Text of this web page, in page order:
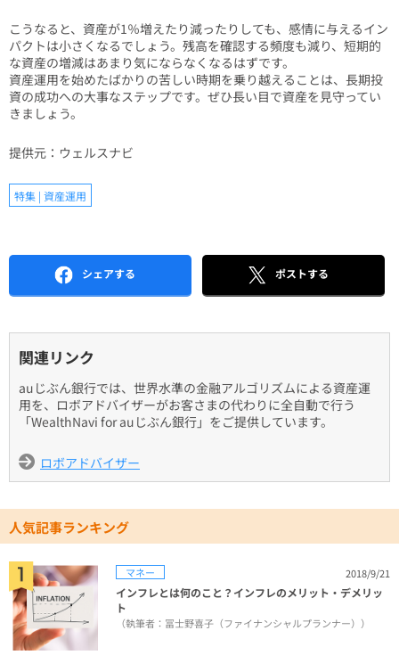
こうなると、資産が1％増えたり減ったりしても、感情に与えるイン
パクトは小さくなるでしょう。残高を確認する頻度も減り、短期的
な資産の増減はあまり気にならなくなるはずです。
資産運用を始めたばかりの苦しい時期を乗り越えることは、長期投
資の成功への大事なステップです。ぜひ長い目で資産を見守ってい
きましょう。
提供元：ウェルスナビ
特集 | 資産運用
シェアする ポストする
関連リンク
auじぶん銀行では、世界水準の金融アルゴリズムによる資産運
用を、ロボアドバイザーがお客さまの代わりに全自動で行う
「WealthNavi for auじぶん銀行」をご提供しています。
ロボアドバイザー
人気記事ランキング
マネー 2018/9/21
インフレとは何のこと？インフレのメリット・デメリッ
ト
（執筆者：冨士野喜子（ファイナンシャルプランナー））